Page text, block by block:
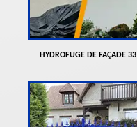
HYDROFUGE DE FAÇADE 33